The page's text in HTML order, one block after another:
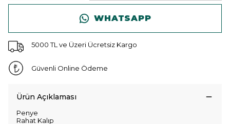
WHATSAPP
5000 TL ve Üzeri Ücretsiz Kargo
Güvenli Online Ödeme
Ürün Açıklaması
Penye
Rahat Kalıp